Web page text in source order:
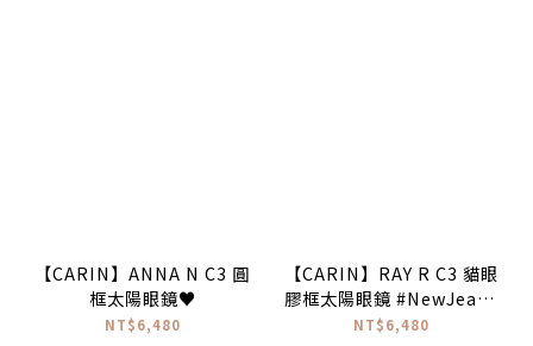
【CARIN】ANNA N C3 圓
框太陽眼鏡♥
NT$6,480
【CARIN】RAY R C3 貓眼
膠框太陽眼鏡 #NewJeans
配戴款 ♥
NT$6,480